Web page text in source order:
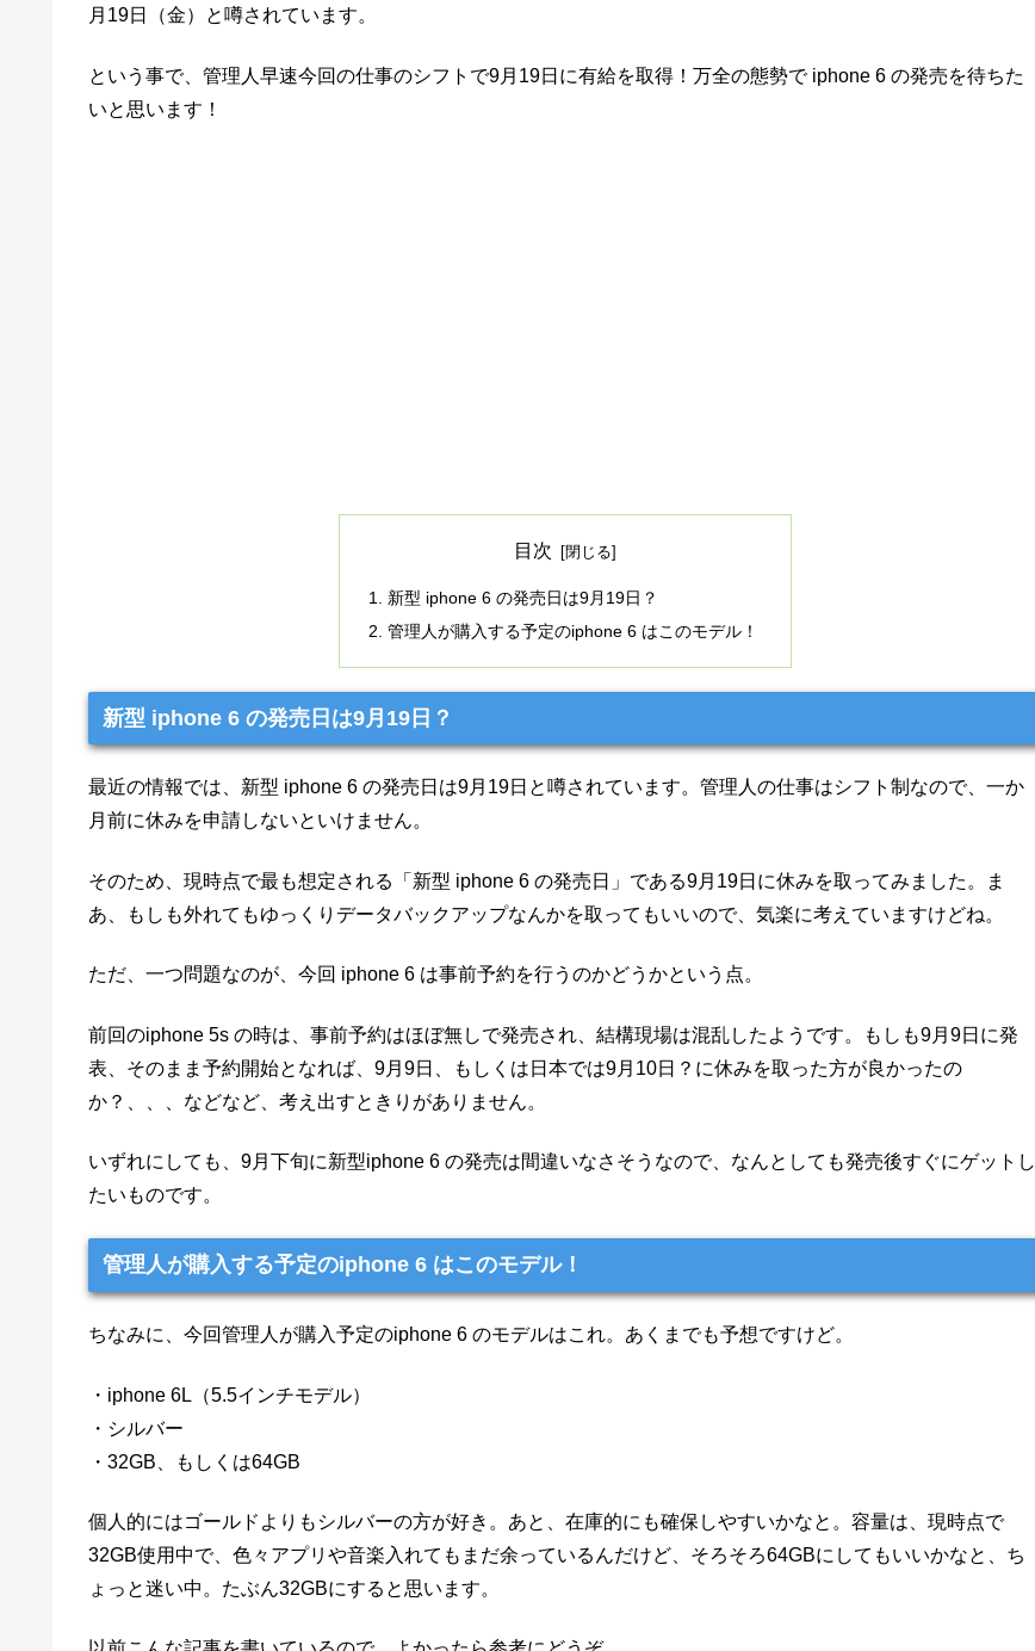
月19日（金）と噂されています。
という事で、管理人早速今回の仕事のシフトで9月19日に有給を取得！万全の態勢で iphone 6 の発売を待ちた
いと思います！
目次
新型 iphone 6 の発売日は9月19日？
管理人が購入する予定のiphone 6 はこのモデル！
新型 iphone 6 の発売日は9月19日？
最近の情報では、新型 iphone 6 の発売日は9月19日と噂されています。管理人の仕事はシフト制なので、一か
月前に休みを申請しないといけません。
そのため、現時点で最も想定される「新型 iphone 6 の発売日」である9月19日に休みを取ってみました。ま
あ、もしも外れてもゆっくりデータバックアップなんかを取ってもいいので、気楽に考えていますけどね。
ただ、一つ問題なのが、今回 iphone 6 は事前予約を行うのかどうかという点。
前回のiphone 5s の時は、事前予約はほぼ無しで発売され、結構現場は混乱したようです。もしも9月9日に発
表、そのまま予約開始となれば、9月9日、もしくは日本では9月10日？に休みを取った方が良かったの
か？、、、などなど、考え出すときりがありません。
いずれにしても、9月下旬に新型iphone 6 の発売は間違いなさそうなので、なんとしても発売後すぐにゲットし
たいものです。
管理人が購入する予定のiphone 6 はこのモデル！
ちなみに、今回管理人が購入予定のiphone 6 のモデルはこれ。あくまでも予想ですけど。
・iphone 6L（5.5インチモデル）
・シルバー
・32GB、もしくは64GB
個人的にはゴールドよりもシルバーの方が好き。あと、在庫的にも確保しやすいかなと。容量は、現時点で
32GB使用中で、色々アプリや音楽入れてもまだ余っているんだけど、そろそろ64GBにしてもいいかなと、ち
ょっと迷い中。たぶん32GBにすると思います。